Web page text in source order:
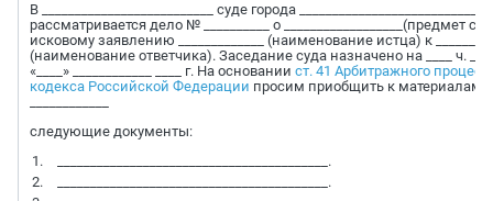
В __________________________ суде города ____________________________
рассматривается дело № __________ о __________________(предмет
исковому заявлению _____________ (наименование истца) к
(наименование ответчика). Заседание суда назначено на ____ ч.
«____» ____________ ____ г. На основании ст. 41 Арбитражного
кодекса Российской Федерации просим приобщить к материалам
следующие документы:
_________________________________________.
_________________________________________.